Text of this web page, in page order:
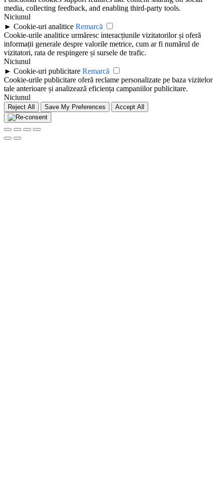
media, collecting feedback, and enabling third-party tools.
Niciunul
► Cookie-uri analitice Remarcă
Cookie-urile analitice urmăresc interacțiunile vizitatorilor și oferă
informații generale despre valorile metrice, cum ar fi numărul de
vizitatori, rata de respingere și sursele de trafic.
Niciunul
► Cookie-uri publicitare Remarcă
Cookie-urile publicitare oferă reclame personalizate pe baza vizitelor
tale anterioare și analizează eficiența campaniilor publicitare.
Niciunul
Reject All Save My Preferences Accept All